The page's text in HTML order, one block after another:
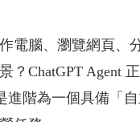
電腦、瀏覽網頁、
ChatGPT Agent
階為一個具備「